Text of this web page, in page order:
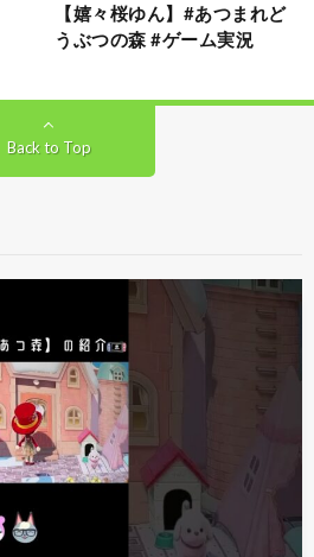
【嬉々桜ゆん】#あつまれど
うぶつの森 #ゲーム実況
Back to Top